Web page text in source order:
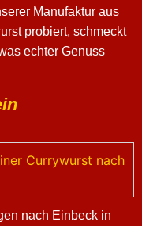
Manufaktur aus
probiert, schmeckt
echter Genuss
Currywurst nach
nach Einbeck in